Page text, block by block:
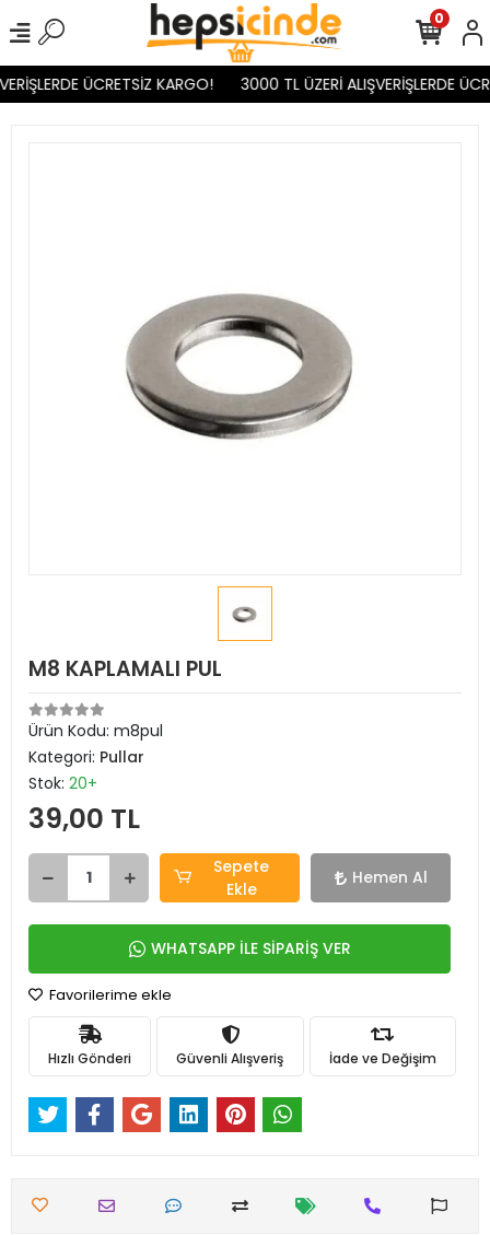
ÜCRETSİZ KARGO! 3000 TL ÜZERİ ALIŞVERİŞLERDE
0
M8 KAPLAMALI PUL
Ürün Kodu: m8pul
Kategori: Pullar
Stok: 20+
39,00 TL
Sepete
Ekle
Hemen Al
WHATSAPP İLE SİPARİŞ VER
Favorilerime ekle
Hızlı Gönderi Güvenli Alışveriş İade ve Değişim